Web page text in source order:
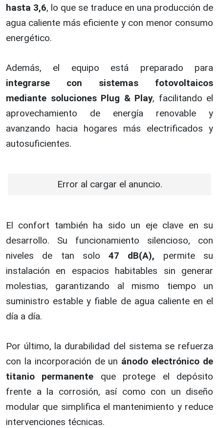
hasta 3,6, lo que se traduce en una producción de
agua caliente más eficiente y con menor consumo
energético.
Además, el equipo está preparado para
integrarse con sistemas fotovoltaicos
mediante soluciones Plug & Play, facilitando el
aprovechamiento de energía renovable y
avanzando hacia hogares más electrificados y
autosuficientes.
Error al cargar el anuncio.
El confort también ha sido un eje clave en su
desarrollo. Su funcionamiento silencioso, con
niveles de tan solo47 dB(A), permite su
instalación en espacios habitables sin generar
molestias, garantizando al mismo tiempo un
suministro estable y fiable de agua caliente en el
día a día.
Por último, la durabilidad del sistema se refuerza
con la incorporación de un ánodo electrónico de
titanio permanente que protege el depósito
frente a la corrosión, así como con un diseño
modular que simplifica el mantenimiento y reduce
intervenciones técnicas.